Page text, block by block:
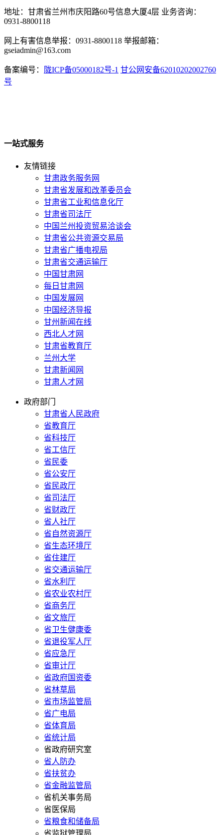
地址：甘肃省兰州市庆阳路60号信息大厦4层 业务咨询：
0931-8800118
网上有害信息举报：0931-8800118 举报邮箱：
gseiadmin@163.com
备案编号： 陇ICP备05000182号-1 甘公网安备62010202002760
号
一站式服务
友情链接
甘肃政务服务网
甘肃省发展和改革委员会
甘肃省工业和信息化厅
甘肃省司法厅
中国兰州投资贸易洽谈会
甘肃省公共资源交易局
甘肃省广播电视局
甘肃省交通运输厅
中国甘肃网
每日甘肃网
中国发展网
中国经济导报
甘州新闻在线
西北人才网
甘肃省教育厅
兰州大学
甘肃新闻网
甘肃人才网
政府部门
甘肃省人民政府
省教育厅
省科技厅
省工信厅
省民委
省公安厅
省民政厅
省司法厅
省财政厅
省人社厅
省自然资源厅
省生态环境厅
省住建厅
省交通运输厅
省水利厅
省农业农村厅
省商务厅
省文旅厅
省卫生健康委
省退役军人厅
省应急厅
省审计厅
省政府国资委
省林草局
省市场监管局
省广电局
省体育局
省统计局
省政府研究室
省人防办
省扶贫办
省金融监管局
省机关事务局
省医保局
省粮食和储备局
省监狱管理局